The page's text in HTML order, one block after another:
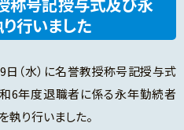
行いました
（水）に名誉教授称号記授与式
6年度退職者に係る永年勤続者
執り行いました。